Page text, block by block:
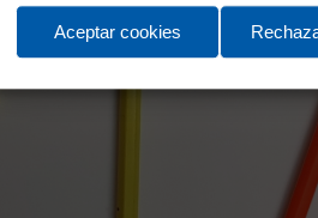
Aceptar cookies